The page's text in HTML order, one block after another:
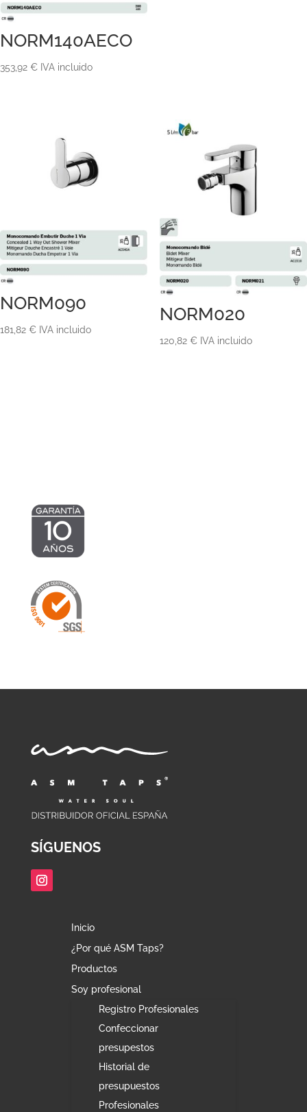
NORM140AECO
353,92 € IVA incluido
NORM090
181,82 € IVA incluido
NORM020
120,82 € IVA incluido
SÍGUENOS
Inicio
¿Por qué ASM Taps?
Productos
Soy profesional
Registro Profesionales
Confeccionar
presupestos
Historial de
presupuestos
Profesionales